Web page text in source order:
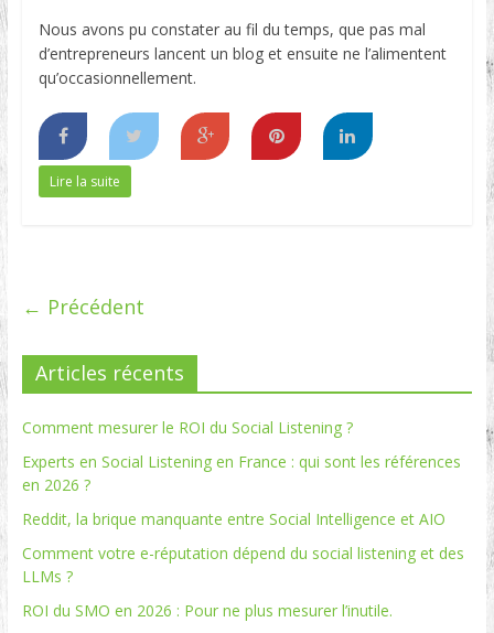
Nous avons pu constater au fil du temps, que pas mal
d’entrepreneurs lancent un blog et ensuite ne l’alimentent
qu’occasionnellement.
Lire la suite
← Précédent
Articles récents
Comment mesurer le ROI du Social Listening ?
Experts en Social Listening en France : qui sont les références
en 2026 ?
Reddit, la brique manquante entre Social Intelligence et AIO
Comment votre e-réputation dépend du social listening et des
LLMs ?
ROI du SMO en 2026 : Pour ne plus mesurer l’inutile.